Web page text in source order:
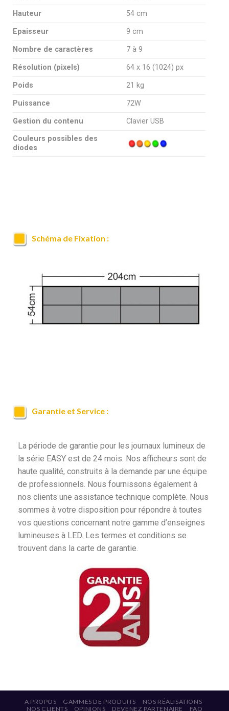
Hauteur 54 cm
Epaisseur 9 cm
Nombre de caractères 7 à 9
Résolution (pixels) 64 x 16 (1024) px
Poids 21 kg
Puissance 72W
Gestion du contenu
Clavier USB
Couleurs possibles des
diodes
Schéma de Fixation :
Garantie et Service :
La période de garantie pour les journaux lumineux de
la série EASY est de 24 mois. Nos afficheurs sont de
haute qualité, construits à la demande par une équipe
de professionnels. Nous fournissons également à
nos clients une assistance technique complète. Nous
sommes à votre disposition pour répondre à toutes
vos questions concernant notre gamme d’enseignes
lumineuses à LED. Les termes et conditions se
trouvent dans la carte de garantie.
A PROPOS GAMMES DE PRODUITS
NOS RÉALISATIONS
NOS CLIENTS
OPINIONS DEVENEZ PARTENAIRE FAQ